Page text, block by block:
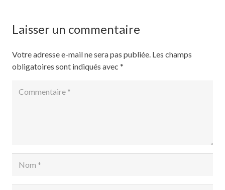
Laisser un commentaire
Votre adresse e-mail ne sera pas publiée. Les champs
obligatoires sont indiqués avec *